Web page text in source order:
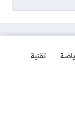
تقنية